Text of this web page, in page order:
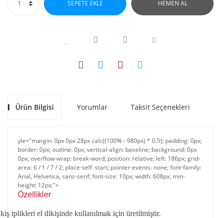
SEPETE EKLE HEMEN AL
Ürün Bilgisi Yorumlar Taksit Seçenekleri
yle="margin: 0px 0px 28px calc((100% - 980px) * 0.5); padding: 0px;
border: 0px; outline: 0px; vertical-align: baseline; background: 0px
0px; overflow-wrap: break-word; position: relative; left: 186px; grid-
area: 6 / 1 / 7 / 2; place-self: start; pointer-events: none; font-family:
Arial, Helvetica, sans-serif; font-size: 10px; width: 608px; min-
height: 12px;">
Özellikler​​
iplikleri el dikişinde kullanılmak için üretilmiştir.